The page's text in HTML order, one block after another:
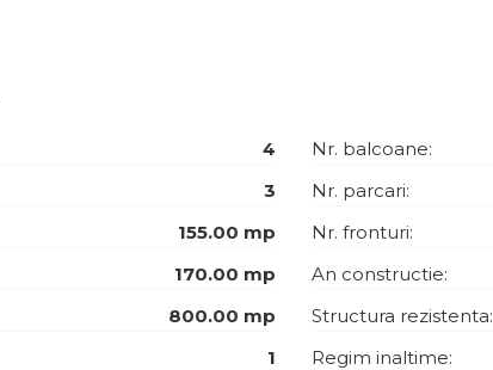
4
3
155.00 mp
170.00 mp
800.00 mp
1
Nr. balcoane:
Nr. parcari:
Nr. fronturi:
An constructie:
Structura rezistenta:
Regim inaltime: